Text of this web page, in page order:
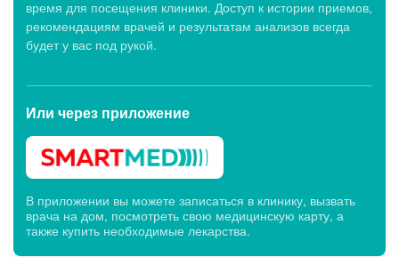
время для посещения клиники. Доступ к истории приемов,
рекомендациям врачей и результатам анализов всегда
будет у вас под рукой.
Или через приложение
В приложении вы можете записаться в клинику, вызвать
врача на дом, посмотреть свою медицинскую карту, а
также купить необходимые лекарства.